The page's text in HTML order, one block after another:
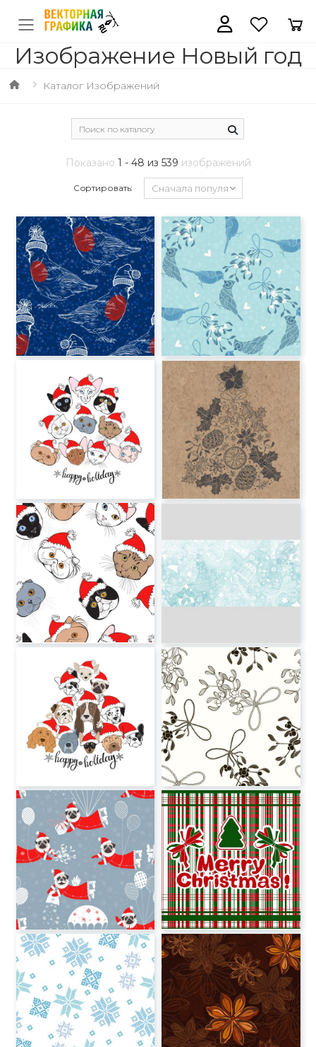
Изображение Новый год
Каталог Изображений
Показано 1 - 48 из 539 изображений
Сортировать: